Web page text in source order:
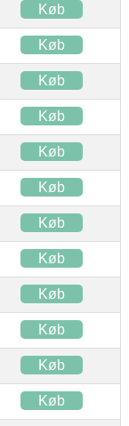
Køb
Køb
Køb
Køb
Køb
Køb
Køb
Køb
Køb
Køb
Køb
Køb